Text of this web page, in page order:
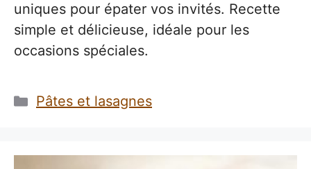
uniques pour épater vos invités. Recette
simple et délicieuse, idéale pour les
occasions spéciales.
Catégories
Pâtes et lasagnes